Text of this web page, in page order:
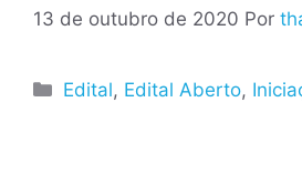
13 de outubro de 2020 Por
Edital, Edital Aberto,